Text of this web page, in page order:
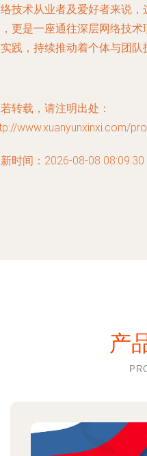
技术从业者及爱好者来说
更是一座通往深层网络技
践，持续推动着个体与团队
转载，请注明出处：
www.xuanyunxinxi.com/
时间：2026-08-08 08:09:30
产